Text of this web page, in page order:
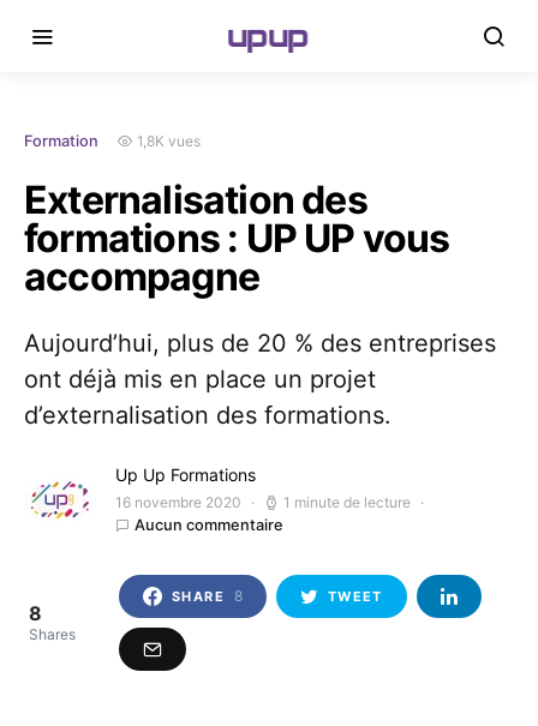
upup
Formation 1,8K vues
Externalisation des
formations : UP UP vous
accompagne
Aujourd’hui, plus de 20 % des entreprises
ont déjà mis en place un projet
d’externalisation des formations.
Up Up Formations
16 novembre 2020
1 minute de lecture
Aucun commentaire
8
Shares
SHARE 8 TWEET